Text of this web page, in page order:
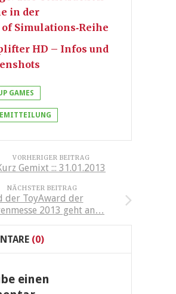
in der
of Simulations‐Reihe
HD – Infos und
GAMES
VORHERIGER BEITRAG
Gemixt ::: 31.01.2013
NÄCHSTER BEITRAG
der ToyAward der
2013 geht an…
(0)
einen